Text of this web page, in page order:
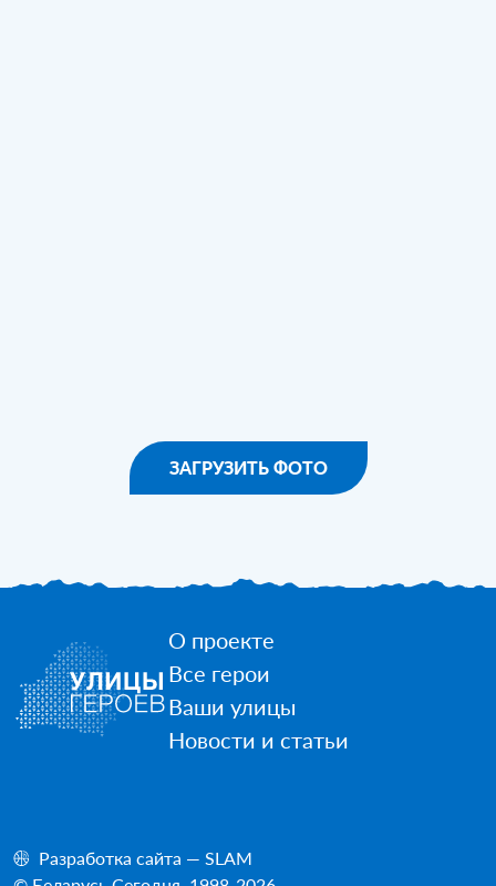
ЗАГРУЗИТЬ ФОТО
О проекте
Все герои
Ваши улицы
Новости и статьи
Разработка сайта — SLAM